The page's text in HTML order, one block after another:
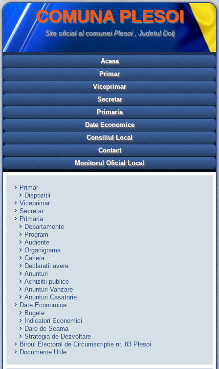
COMUNA PLESOI
Site oficial al comunei Plesoi , Judetul Dolj
Acasa
Primar
Viceprimar
Secretar
Primaria
Date Economice
Consiliul Local
Contact
Monitorul Oficial Local
Primar
Dispozitii
Viceprimar
Secretar
Primaria
Departamente
Program
Audiente
Organigrama
Cariera
Declaratii avere
Anunturi
Achizitii publice
Anunturi Vanzare
Anunturi Casatorie
Date Economice
Bugete
Indicatori Economici
Dare de Seama
Strategia de Dezvoltare
Biroul Electoral de Circumscriptie nr. 83 Plesoi
Documente Utile